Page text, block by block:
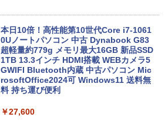
本日10倍！高性能第10世代Core i7-1061
0Uノートパソコン 中古 Dynabook G83
超軽量約779g メモリ最大16GB 新品SSD
1TB 13.3インチ HDMI搭載 WEBカメラ5
GWIFI Bluetooth内蔵 中古パソコン Mic
rosoftOffice2024可 Windows11 送料無
料 持ち運び便利
￥27,600